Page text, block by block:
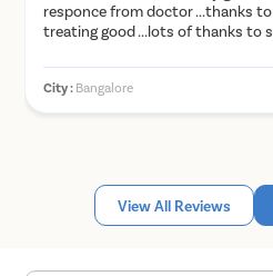
responce from doctor ...thanks
treating good ...lots of thanks to
City : Bangalore
View All Reviews